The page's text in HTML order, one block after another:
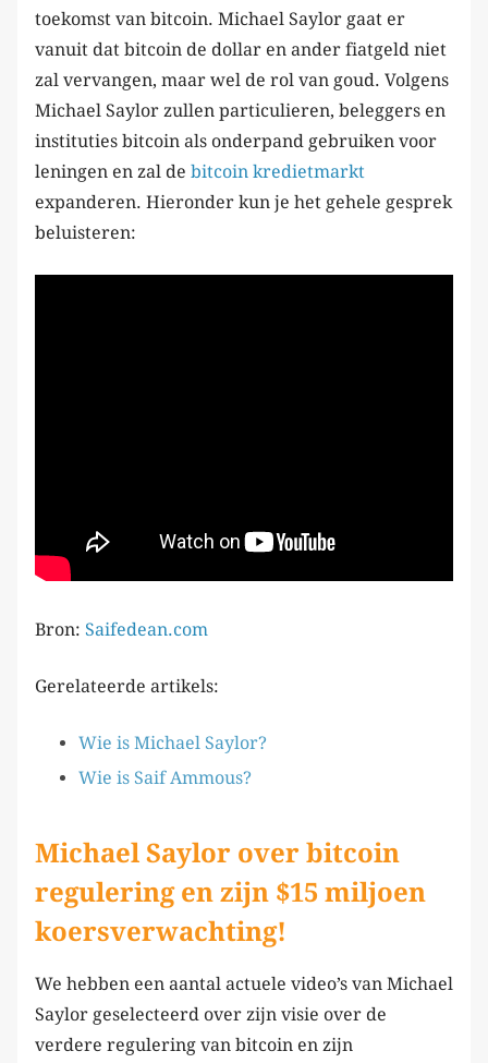
toekomst van bitcoin. Michael Saylor gaat er
vanuit dat bitcoin de dollar en ander fiatgeld niet
zal vervangen, maar wel de rol van goud. Volgens
Michael Saylor zullen particulieren, beleggers en
instituties bitcoin als onderpand gebruiken voor
leningen en zal de bitcoin kredietmarkt
expanderen. Hieronder kun je het gehele gesprek
beluisteren:
Bron: Saifedean.com
Gerelateerde artikels:
Wie is Michael Saylor?
Wie is Saif Ammous?
Michael Saylor over bitcoin
regulering en zijn $15 miljoen
koersverwachting!
We hebben een aantal actuele video’s van Michael
Saylor geselecteerd over zijn visie over de
verdere regulering van bitcoin en zijn